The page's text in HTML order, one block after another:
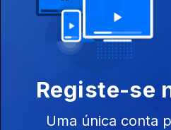
Inesquecíveis
Viagens de
Comboio
Por Ti
Registe-se
Uma única conta